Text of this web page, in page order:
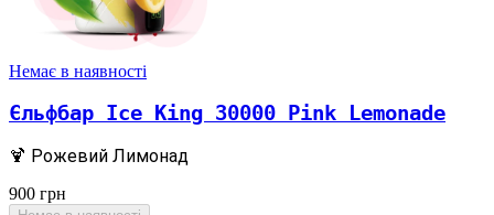
Немає в наявності
Єльфбар Ice King 30000 Pink Lemonade
🍹 Рожевий Лимонад
900 грн